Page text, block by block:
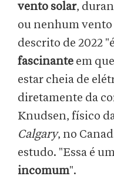
vento solar,
ou nenhum vento
descrito de 2022
fascinante em
estar cheia de
diretamente da
Knudsen, físico
Calgary, no
estudo. "Essa é
incomum".